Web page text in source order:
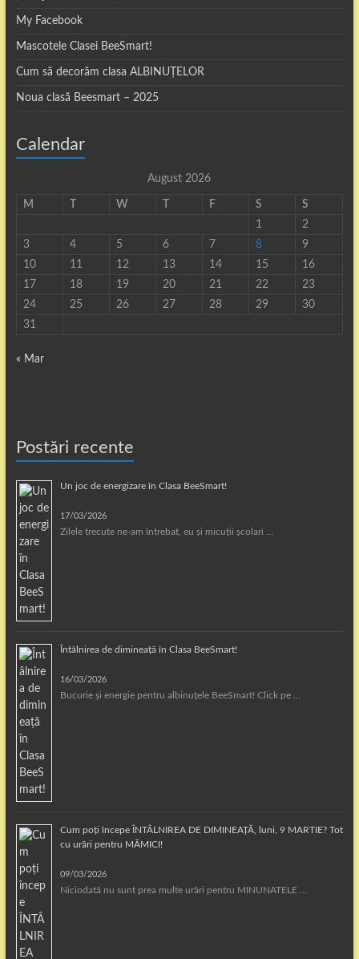
My Facebook
Mascotele Clasei BeeSmart!
Cum să decorăm clasa ALBINUȚELOR
Noua clasă Beesmart – 2025
Calendar
August 2026
M W F S
S
1
2
3
4 5 6 7 8
9
10
11 12 13 14 15
16
17
18 19 20 21 22
23
24
25 26 27 28 29
30
31
« Mar
Postări recente
Un joc de energizare în Clasa BeeSmart!
17/03/2026
Zilele trecute ne-am întrebat, eu și micuții școlari …
Întâlnirea de dimineață în Clasa BeeSmart!
16/03/2026
Bucurie și energie pentru albinuțele BeeSmart! Click pe …
Cum poți începe ÎNTÂLNIREA DE DIMINEAȚĂ, luni, 9 MARTIE? Tot
cu urări pentru MĂMICI!
09/03/2026
Niciodată nu sunt prea multe urări pentru MINUNATELE …